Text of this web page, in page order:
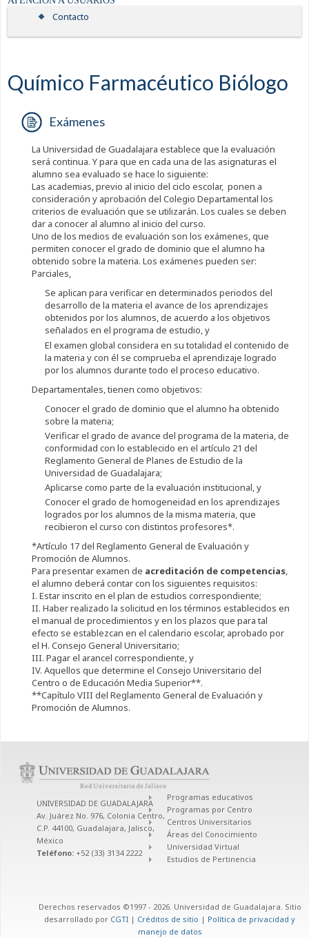
Contacto
Químico Farmacéutico Biólogo
Exámenes
La Universidad de Guadalajara establece que la evaluación
será continua. Y para que en cada una de las asignaturas el
alumno sea evaluado se hace lo siguiente:
Las academias, previo al inicio del ciclo escolar, ponen a
consideración y aprobación del Colegio Departamental los
criterios de evaluación que se utilizarán. Los cuales se deben
dar a conocer al alumno al inicio del curso.
Uno de los medios de evaluación son los exámenes, que
permiten conocer el grado de dominio que el alumno ha
obtenido sobre la materia. Los exámenes pueden ser:
Parciales,
Se aplican para verificar en determinados periodos del
desarrollo de la materia el avance de los aprendizajes
obtenidos por los alumnos, de acuerdo a los objetivos
señalados en el programa de estudio, y
El examen global considera en su totalidad el contenido de
la materia y con él se comprueba el aprendizaje logrado
por los alumnos durante todo el proceso educativo.
Departamentales, tienen como objetivos:
Conocer el grado de dominio que el alumno ha obtenido
sobre la materia;
Verificar el grado de avance del programa de la materia, de
conformidad con lo establecido en el artículo 21 del
Reglamento General de Planes de Estudio de la
Universidad de Guadalajara;
Aplicarse como parte de la evaluación institucional, y
Conocer el grado de homogeneidad en los aprendizajes
logrados por los alumnos de la misma materia, que
recibieron el curso con distintos profesores*.
*Artículo 17 del Reglamento General de Evaluación y
Promoción de Alumnos.
Para presentar examen de acreditación de competencias,
el alumno deberá contar con los siguientes requisitos:
I. Estar inscrito en el plan de estudios correspondiente;
II. Haber realizado la solicitud en los términos establecidos en
el manual de procedimientos y en los plazos que para tal
efecto se establezcan en el calendario escolar, aprobado por
el H. Consejo General Universitario;
III. Pagar el arancel correspondiente, y
IV. Aquellos que determine el Consejo Universitario del
Centro o de Educación Media Superior**.
**Capítulo VIII del Reglamento General de Evaluación y
Promoción de Alumnos.
UNIVERSIDAD DE GUADALAJARA
Av. Juárez No. 976, Colonia Centro,
C.P. 44100, Guadalajara, Jalisco,
México
Teléfono: +52 (33) 3134 2222
Programas educativos
Programas por Centro
Centros Universitarios
Áreas del Conocimiento
Universidad Virtual
Estudios de Pertinencia
Derechos reservados ©1997 - 2026. Universidad de Guadalajara. Sitio
desarrollado por CGTI | Créditos de sitio | Política de privacidad y
manejo de datos